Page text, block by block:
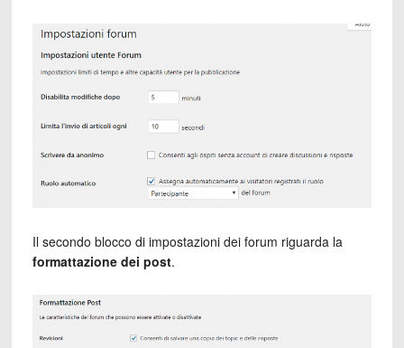
Il secondo blocco di impostazioni dei forum riguarda la
formattazione dei post.